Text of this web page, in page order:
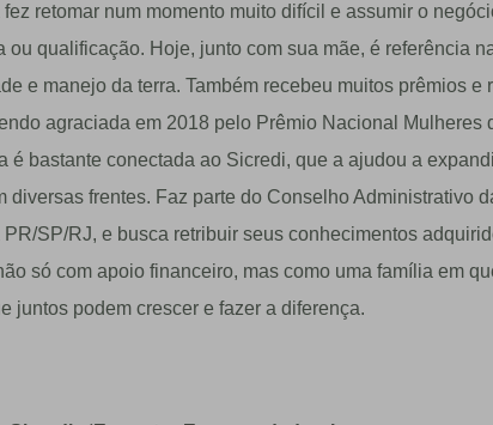
retomar num momento muito difícil e assumir o
ou qualificação. Hoje, junto com sua mãe, é referência
e manejo da terra. Também recebeu muitos prêmios e
agraciada em 2018 pelo Prêmio Nacional Mulheres
é bastante conectada ao Sicredi, que a ajudou a
diversas frentes. Faz parte do Conselho Administrativo
SP/RJ, e busca retribuir seus conhecimentos
só com apoio financeiro, mas como uma família em
juntos podem crescer e fazer a diferença.